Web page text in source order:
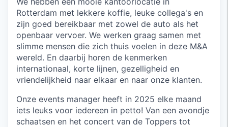
Rotterdam met lekkere koffie, leuke collega's en
zijn goed bereikbaar met zowel de auto als het
openbaar vervoer. We werken graag samen met
slimme mensen die zich thuis voelen in deze M&A
wereld. En daarbij horen de kenmerken
internationaal, korte lijnen, gezelligheid en
vriendelijkheid naar elkaar en naar onze klanten.
Onze events manager heeft in 2025 elke maand
iets leuks voor iedereen in petto! Van een avondje
schaatsen en het concert van de Toppers tot